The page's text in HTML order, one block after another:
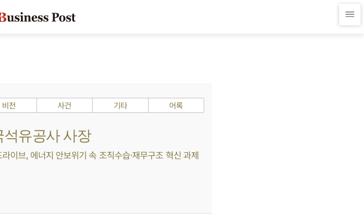
비전 사건 기타 어록
석유공사 사장
이브, 에너지 안보위기 속 조직수습·재무구조 혁신 과제